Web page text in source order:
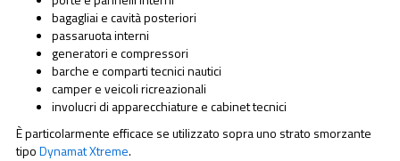
bagagliai e cavità posteriori
passaruota interni
generatori e compressori
barche e comparti tecnici nautici
camper e veicoli ricreazionali
involucri di apparecchiature e cabinet tecnici
È particolarmente efficace se utilizzato sopra uno strato smorzante
tipoDynamat Xtreme.